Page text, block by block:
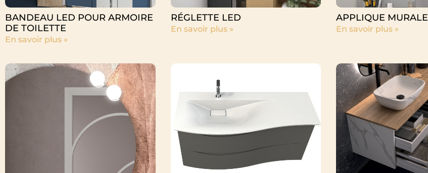
BANDEAU LED POUR ARMOIRE
DE TOILETTE
En savoir plus »
RÉGLETTE LED
En savoir plus »
APPLIQUE MURALE
En savoir plus »